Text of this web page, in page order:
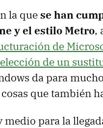
la quese han
y el estilo Metro,
de
de un
da para
que también
medio para la